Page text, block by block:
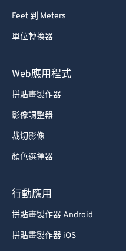
Feet 到 Meters
單位轉換器
Web應用程式
拼貼畫製作器
影像調整器
裁切影像
顏色選擇器
行動應用
拼貼畫製作器 Android
拼貼畫製作器 iOS